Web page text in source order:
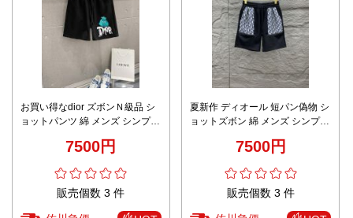
お買い得なdior ズボンＮ級品 シ
ョットパンツ 綿 メンズ シンプル
7500円
販売個数 3 件
夏新作 ディオール 短パン偽物 シ
ョットズボン 綿 メンズ シンプル
7500円
販売個数 3 件